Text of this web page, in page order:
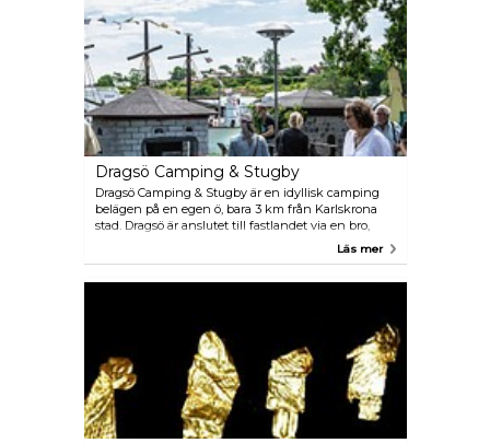
och tekniken. Museets olika upptäcktszoner är
utformade för att stimulera nyfikenhet och erbjuder
en uppslukande och pedagogisk upplevelse som
engagerar och inspirerar.
Dragsö Camping & Stugby
Dragsö Camping & Stugby är en idyllisk camping
belägen på en egen ö, bara 3 km från Karlskrona
stad. Dragsö är anslutet till fastlandet via en bro,
eller nås med den natursköna skärgårdsbåten, och
och en lekplats med pirattema för de små. Dragsös
stränder pryds av utmärkta stränder som inbjuder
besökare att njuta av solen och surfa eller välja ett
uppfriskande dopp från klipporna.
Läs mer